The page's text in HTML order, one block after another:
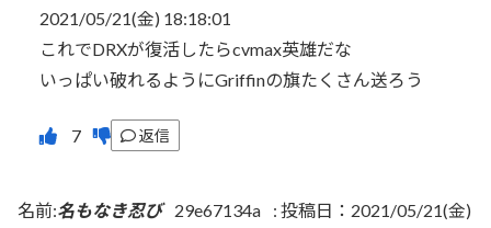
2021/05/21(金) 18:18:01
これでDRXが復活したらcvmax英雄だな
いっぱい破れるようにGriffinの旗たくさん送ろう
返信
名前:名もなき忍び 29e67134a : 投稿日：2021/05/21(金)